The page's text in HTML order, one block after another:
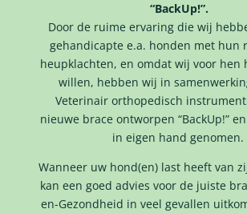
“BackUp!”.
Door de ruime ervaring die wij
gehandicapte e.a. honden met hun
heupklachten, en omdat wij voor hen
willen, hebben wij in
Veterinair orthopedisch
nieuwe brace ontworpen “BackUp!”
in eigen hand genomen.
Wanneer uw hond(en) last heeft van
kan een goed advies voor de juiste
en-Gezondheid in veel gevallen